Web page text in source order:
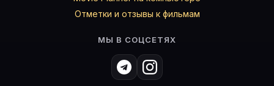
Отметки и отзывы к фильмам
МЫ В СОЦСЕТЯХ